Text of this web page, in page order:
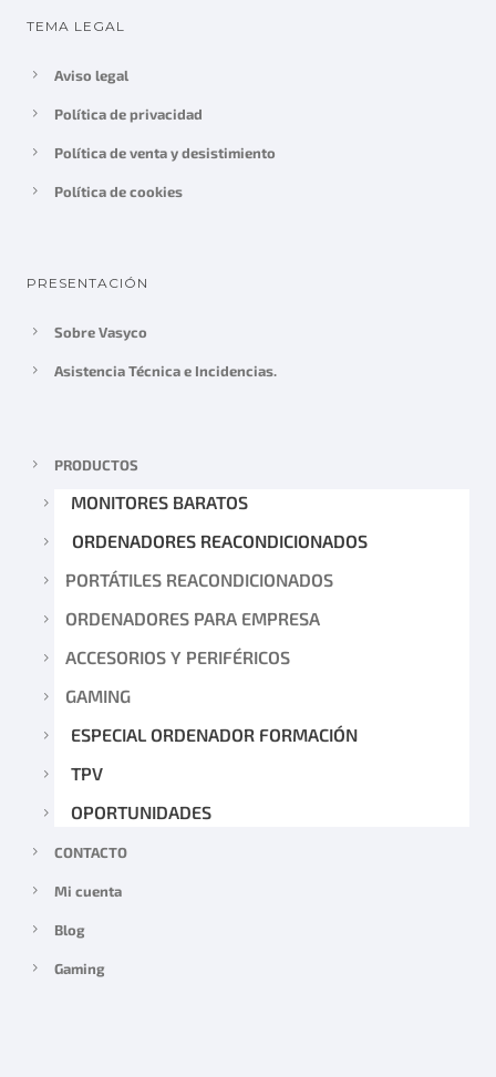
TEMA LEGAL
Aviso legal
Política de privacidad
Política de venta y desistimiento
Política de cookies
PRESENTACIÓN
Sobre Vasyco
Asistencia Técnica e Incidencias.
PRODUCTOS
MONITORES BARATOS
ORDENADORES REACONDICIONADOS
PORTÁTILES REACONDICIONADOS
ORDENADORES PARA EMPRESA
ACCESORIOS Y PERIFÉRICOS
GAMING
ESPECIAL ORDENADOR FORMACIÓN
TPV
OPORTUNIDADES
CONTACTO
Mi cuenta
Blog
Gaming